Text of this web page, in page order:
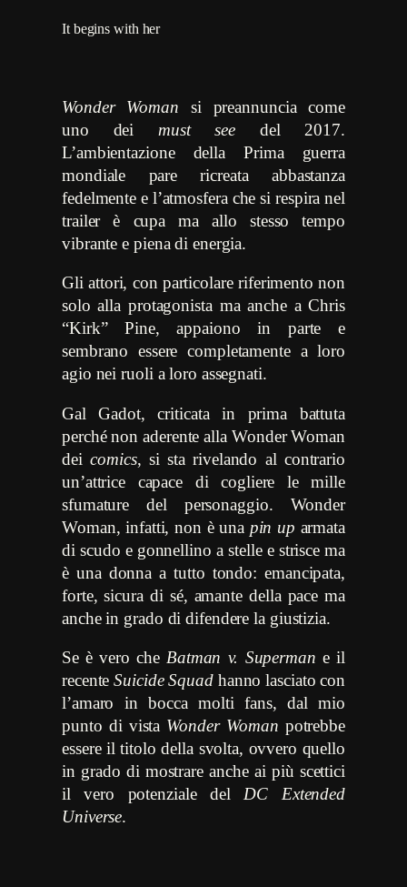
It begins with her
Wonder Woman si preannuncia come
uno dei must see del 2017.
L’ambientazione della Prima guerra
mondiale pare ricreata abbastanza
fedelmente e l’atmosfera che si respira nel
trailer è cupa ma allo stesso tempo
vibrante e piena di energia.
Gli attori, con particolare riferimento non
solo alla protagonista ma anche a Chris
“Kirk” Pine, appaiono in parte e
sembrano essere completamente a loro
agio nei ruoli a loro assegnati.
Gal Gadot, criticata in prima battuta
perché non aderente alla Wonder Woman
deicomics, si sta rivelando al contrario
un’attrice capace di cogliere le mille
sfumature del personaggio. Wonder
Woman, infatti, non è una pin up armata
di scudo e gonnellino a stelle e strisce ma
è una donna a tutto tondo: emancipata,
forte, sicura di sé, amante della pace ma
anche in grado di difendere la giustizia.
Se è vero che Batman v. Superman e il
recenteSuicide Squadhanno lasciato con
l’amaro in bocca molti fans, dal mio
punto di vista Wonder Woman potrebbe
essere il titolo della svolta, ovvero quello
in grado di mostrare anche ai più scettici
il vero potenziale delDC Extended
Universe.